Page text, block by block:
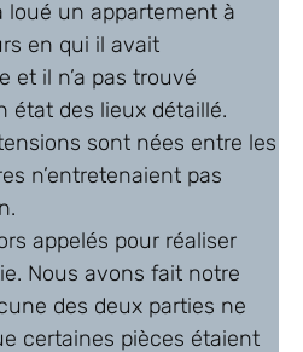
loué un appartement à
en qui il avait
et il n’a pas trouvé
état des lieux détaillé.
sont nées entre les
n’entretenaient pas
appelés pour réaliser
Nous avons fait notre
des deux parties ne
certaines pièces étaient